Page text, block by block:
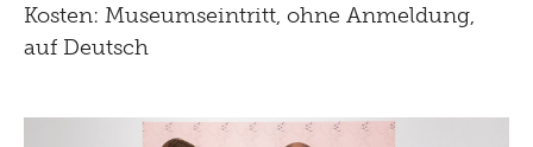
Kosten: Museumseintritt, ohne Anmeldung,
auf Deutsch